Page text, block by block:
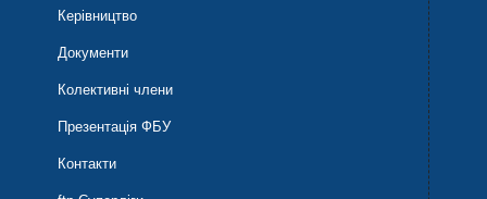
Керівництво
Документи
Колективні члени
Презентація ФБУ
Контакти